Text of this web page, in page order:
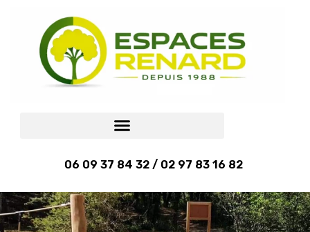
06 09 37 84 32 / 02 97 83 16 82